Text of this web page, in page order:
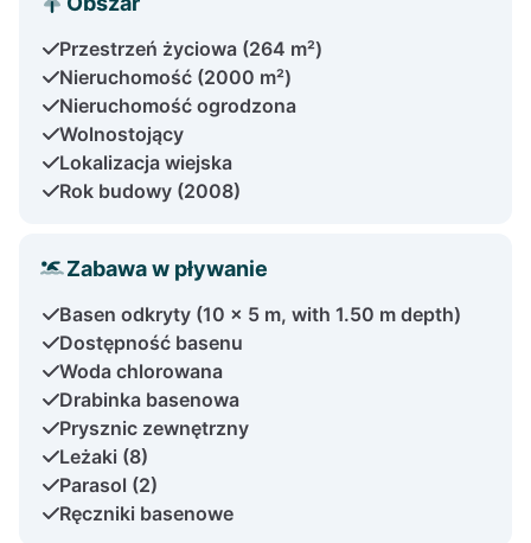
Przestrzeń życiowa (264 m²)
Nieruchomość (2000 m²)
Nieruchomość ogrodzona
Wolnostojący
Lokalizacja wiejska
Rok budowy (2008)
Zabawa w pływanie
Basen odkryty (10 x 5 m, with 1.50 m depth)
Dostępność basenu
Woda chlorowana
Drabinka basenowa
Prysznic zewnętrzny
Leżaki (8)
Parasol (2)
Ręczniki basenowe